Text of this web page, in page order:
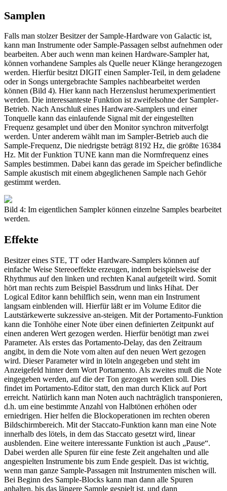
Samplen
Falls man stolzer Besitzer der Sample-Hardware von Galactic ist,
kann man Instrumente oder Sample-Passagen selbst aufnehmen oder
bearbeiten. Aber auch wenn man keinen Hardware-Sampler hat,
können vorhandene Samples als Quelle neuer Klänge herangezogen
werden. Hierfür besitzt DIGIT einen Sampler-Teil, in dem geladene
oder in Songs untergebrachte Samples nachbearbeitet werden
können (Bild 4). Hier kann nach Herzenslust herumexperimentiert
werden. Die interessanteste Funktion ist zweifelsohne der Sampler-
Betrieb. Nach Anschluß eines Hardware-Samplers und einer
Tonquelle kann das einlaufende Signal mit der eingestellten
Frequenz gesamplet und über den Monitor synchron mitverfolgt
werden. Unter anderem wählt man im Sampler-Betrieb auch die
Sample-Frequenz, Die niedrigste beträgt 8192 Hz, die größte 16384
Hz. Mit der Funktion TUNE kann man die Normfrequenz eines
Samples bestimmen. Dabei kann das gerade im Speicher befindliche
Sample akustisch mit einem abgeglichenen Sample nach Gehör
gestimmt werden.
Bild 4: Im eigentlichen Sampler können einzelne Samples bearbeitet
werden.
Effekte
Besitzer eines STE, TT oder Hardware-Samplers können auf
einfache Weise Stereoeffekte erzeugen, indem beispielsweise der
Rhythmus auf den linken und rechten Kanal aufgeteilt wird. Somit
hört man rechts zum Beispiel Bassdrum und links Hihat. Der
Logical Editor kann behilflich sein, wenn man ein Instrument
langsam einblenden will. Hierfür läßt er im Volume Editor die
Lautstärkewerte sukzessive an-steigen. Mit der Portamento-Funktion
kann die Tonhöhe einer Note über einen definierten Zeitpunkt auf
einen anderen Wert gezogen werden. Hierfür benötigt man zwei
Parameter. Als erstes das Portamento-Delay, das den Zeitraum
angibt, in dem die Note vom alten auf den neuen Wert gezogen
wird. Dieser Parameter wird in löteln angegeben und steht im
Anzeigefeld hinter dem Wort Portamento. Als zweites muß die Note
eingegeben werden, auf die der Ton gezogen werden soll. Dies
findet im Portamento-Editor statt, den man durch Klick auf Port
erreicht. Natürlich kann man Noten auch nachträglich transponieren,
d.h. um eine bestimmte Anzahl von Halbtönen erhöhen oder
erniedrigen. Hier helfen die Blockoperationen im rechten oberen
Bildschirmbereich. Mit der Staccato-Funktion kann man eine Note
innerhalb des lötels, in dem das Staccato gesetzt wird, linear
ausblenden. Eine weitere interessante Funktion ist auch „Pause“.
Dabei werden alle Spuren für eine feste Zeit angehalten und alle
angespielten Instrumente bis zum Ende gespielt. Das ist wichtig,
wenn man ganze Sample-Passagen mit Instrumenten mischen will.
Bei Beginn des Sample-Blocks kann man dann alle Spuren
anhalten, bis das längere Sample gespielt ist, und dann